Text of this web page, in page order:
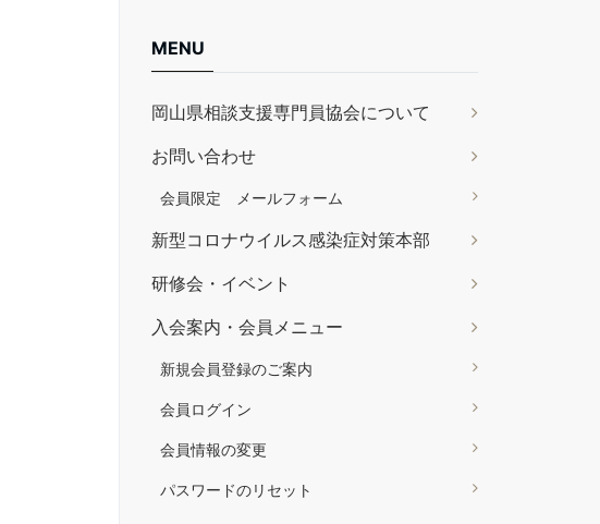
MENU
岡山県相談支援専門員協会について
お問い合わせ
会員限定 メールフォーム
新型コロナウイルス感染症対策本部
研修会・イベント
入会案内・会員メニュー
新規会員登録のご案内
会員ログイン
会員情報の変更
パスワードのリセット